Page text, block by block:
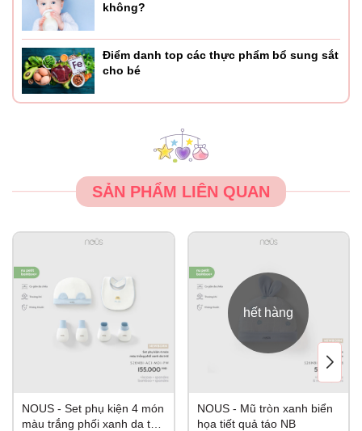
không?
Điểm danh top các thực phẩm bổ sung sắt
cho bé
SẢN PHẨM LIÊN QUAN
NOUS - Set phụ kiện 4 món
màu trắng phối xanh da trời
hết hàng
NOUS - Mũ tròn xanh biển
họa tiết quả táo NB